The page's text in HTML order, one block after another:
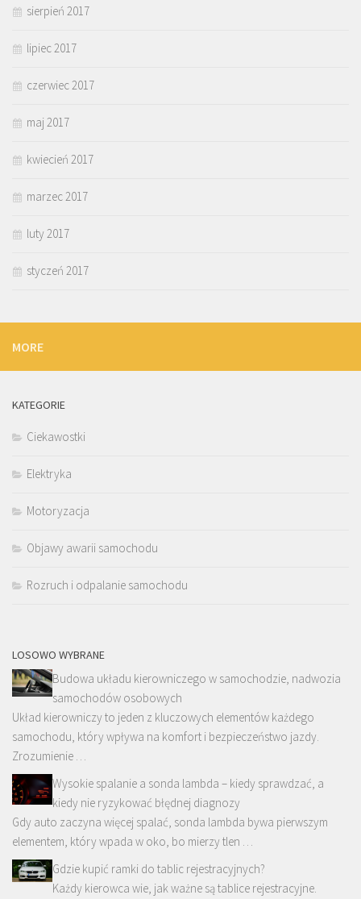
sierpień 2017
lipiec 2017
czerwiec 2017
maj 2017
kwiecień 2017
marzec 2017
luty 2017
styczeń 2017
MORE
KATEGORIE
Ciekawostki
Elektryka
Motoryzacja
Objawy awarii samochodu
Rozruch i odpalanie samochodu
LOSOWO WYBRANE
Budowa układu kierowniczego w samochodzie, nadwozia
samochodów osobowych
Układ kierowniczy to jeden z kluczowych elementów każdego
samochodu, który wpływa na komfort i bezpieczeństwo jazdy.
Zrozumienie …
Wysokie spalanie a sonda lambda – kiedy sprawdzać, a
kiedy nie ryzykować błędnej diagnozy
Gdy auto zaczyna więcej spalać, sonda lambda bywa pierwszym
elementem, który wpada w oko, bo mierzy tlen …
Gdzie kupić ramki do tablic rejestracyjnych?
Każdy kierowca wie, jak ważne są tablice rejestracyjne.